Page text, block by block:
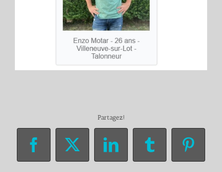
Partagez!
Facebook
X LinkedInTumblr